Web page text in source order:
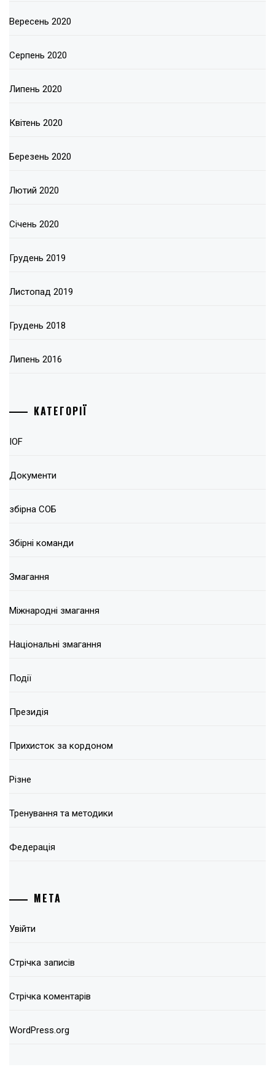
Вересень 2020
Серпень 2020
Липень 2020
Квітень 2020
Березень 2020
Лютий 2020
Січень 2020
Грудень 2019
Листопад 2019
Грудень 2018
Липень 2016
КАТЕГОРІЇ
IOF
Документи
збірна СОБ
Збірні команди
Змагання
Міжнародні змагання
Національні змагання
Події
Президія
Прихисток за кордоном
Різне
Тренування та методики
Федерація
МЕТА
Увійти
Стрічка записів
Стрічка коментарів
WordPress.org